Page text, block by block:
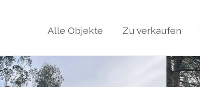
Alle Objekte Zu verkaufen